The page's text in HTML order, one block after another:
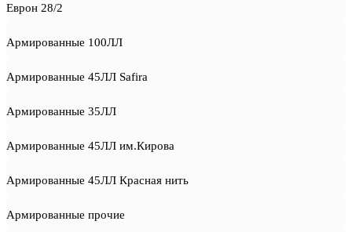
Еврон 28/2
Армированные 100ЛЛ
Армированные 45ЛЛ Safira
Армированные 35ЛЛ
Армированные 45ЛЛ им.Кирова
Армированные 45ЛЛ Красная нить
Армированные прочие